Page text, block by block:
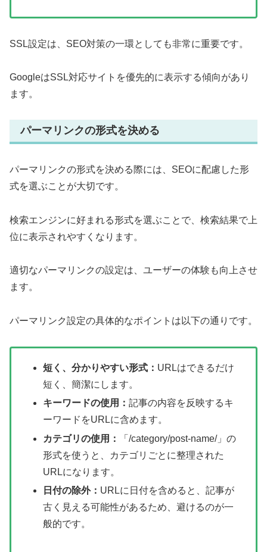
SSL設定は、SEO対策の一環としても非常に重要です。
GoogleはSSL対応サイトを優先的に表示する傾向があり
ます。
パーマリンクの形式を決める
パーマリンクの形式を決める際には、SEOに配慮した形
式を選ぶことが大切です。
検索エンジンに好まれる形式を選ぶことで、検索結果で上
位に表示されやすくなります。
適切なパーマリンクの設定は、ユーザーの体験も向上させ
ます。
パーマリンク設定の具体的なポイントは以下の通りです。
短く、分かりやすい形式： URLはできるだけ
短く、簡潔にします。
キーワードの使用：記事の内容を反映するキ
ーワードをURLに含めます。
カテゴリの使用：
「/category/post-name/」の
形式を使うと、カテゴリごとに整理された
URLになります。
日付の除外： URLに日付を含めると、記事が
古く見える可能性があるため、避けるのが一
般的です。